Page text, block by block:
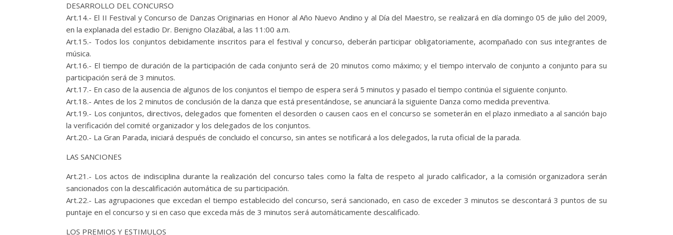
DESARROLLO DEL CONCURSO
Art.14.- El II Festival y Concurso de Danzas Originarias en Honor al Año Nuevo Andino y al Día del Maestro, se realizará en día domingo 05 de julio del 2009,
en la explanada del estadio Dr. Benigno Olazábal, a las 11:00 a.m.
Art.15.- Todos los conjuntos debidamente inscritos para el festival y concurso, deberán participar obligatoriamente, acompañado con sus integrantes de
música.
Art.16.- El tiempo de duración de la participación de cada conjunto será de 20 minutos como máximo; y el tiempo intervalo de conjunto a conjunto para su
participación será de 3 minutos.
Art.17.- En caso de la ausencia de algunos de los conjuntos el tiempo de espera será 5 minutos y pasado el tiempo continúa el siguiente conjunto.
Art.18.- Antes de los 2 minutos de conclusión de la danza que está presentándose, se anunciará la siguiente Danza como medida preventiva.
Art.19.- Los conjuntos, directivos, delegados que fomenten el desorden o causen caos en el concurso se someterán en el plazo inmediato a al sanción bajo
la verificación del comité organizador y los delegados de los conjuntos.
Art.20.- La Gran Parada, iniciará después de concluido el concurso, sin antes se notificará a los delegados, la ruta oficial de la parada.
LAS SANCIONES
Art.21.- Los actos de indisciplina durante la realización del concurso tales como la falta de respeto al jurado calificador, a la comisión organizadora serán
sancionados con la descalificación automática de su participación.
Art.22.- Las agrupaciones que excedan el tiempo establecido del concurso, será sancionado, en caso de exceder 3 minutos se descontará 3 puntos de su
puntaje en el concurso y si en caso que exceda más de 3 minutos será automáticamente descalificado.
LOS PREMIOS Y ESTIMULOS